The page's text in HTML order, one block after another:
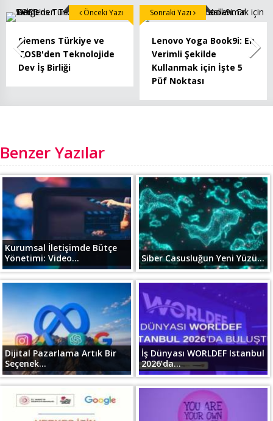
Siemens Türkiye ve
TOSB'den Teknolojide
Dev İş Birliği
Önceki Yazı
Lenovo Yoga Book9i: En
Verimli Şekilde
Kullanmak için İşte 5
Püf Noktası
Sonraki Yazı
Benzer Yazılar
Kurumsal İletişimde Bütçe
Yönetimi: Video...
Siber Casusluğun Yeni Yüzü...
Dijital Pazarlama Artık Bir
Seçenek...
İş Dünyası WORLDEF Istanbul
2026’da...